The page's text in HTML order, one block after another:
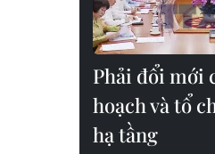
Phải đổi mới
hoạch và tổ
hạ tầng